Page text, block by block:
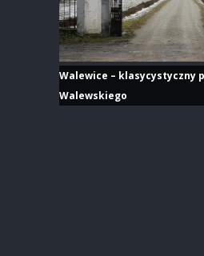
Walewice – klasycystyczny
Walewskiego